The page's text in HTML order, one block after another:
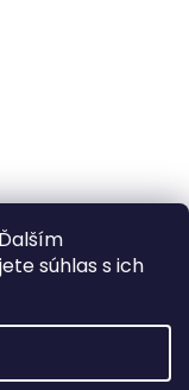
súhlas s ich